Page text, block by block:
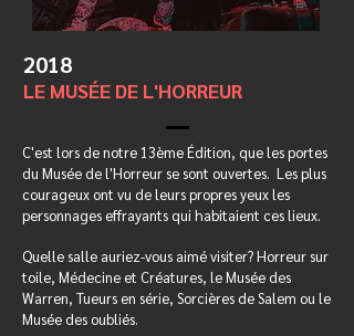
2018
LE MUSÉE DE L'HORREUR
C'est lors de notre 13ème Édition, que les portes
du Musée de l'Horreur se sont ouvertes. Les plus
courageux ont vu de leurs propres yeux les
personnages effrayants qui habitaient ces lieux.
Quelle salle auriez-vous aimé visiter? Horreur sur
toile, Médecine et Créatures, le Musée des
Warren, Tueurs en série, Sorcières de Salem ou le
Musée des oubliés.